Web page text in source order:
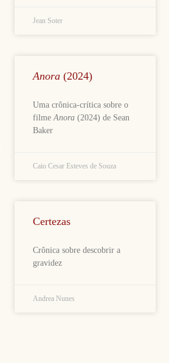
Jean Soter
Anora(2024)
Uma crônica-crítica sobre o
filme Anora(2024) de Sean
Baker
Caio Cesar Esteves de Souza
Certezas
Crônica sobre descobrir a
gravidez
Andrea Nunes